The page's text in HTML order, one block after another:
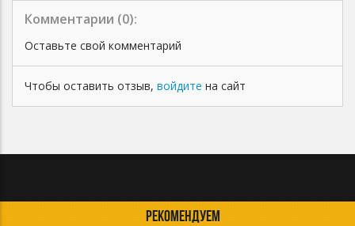
Комментарии (0):
Оставьте свой комментарий
Чтобы оставить отзыв, войдите на сайт
РЕКОМЕНДУЕМ